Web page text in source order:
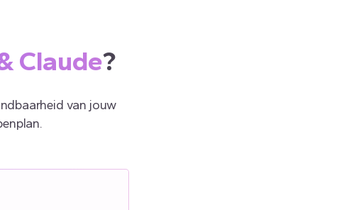
Claude?
van jouw